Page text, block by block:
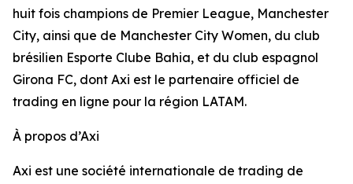
huit fois champions de Premier League, Manchester
City, ainsi que de Manchester City Women, du club
brésilien Esporte Clube Bahia, et du club espagnol
Girona FC, dont Axi est le partenaire officiel de
trading en ligne pour la région LATAM.
À propos d’Axi
Axi est une société internationale de trading de